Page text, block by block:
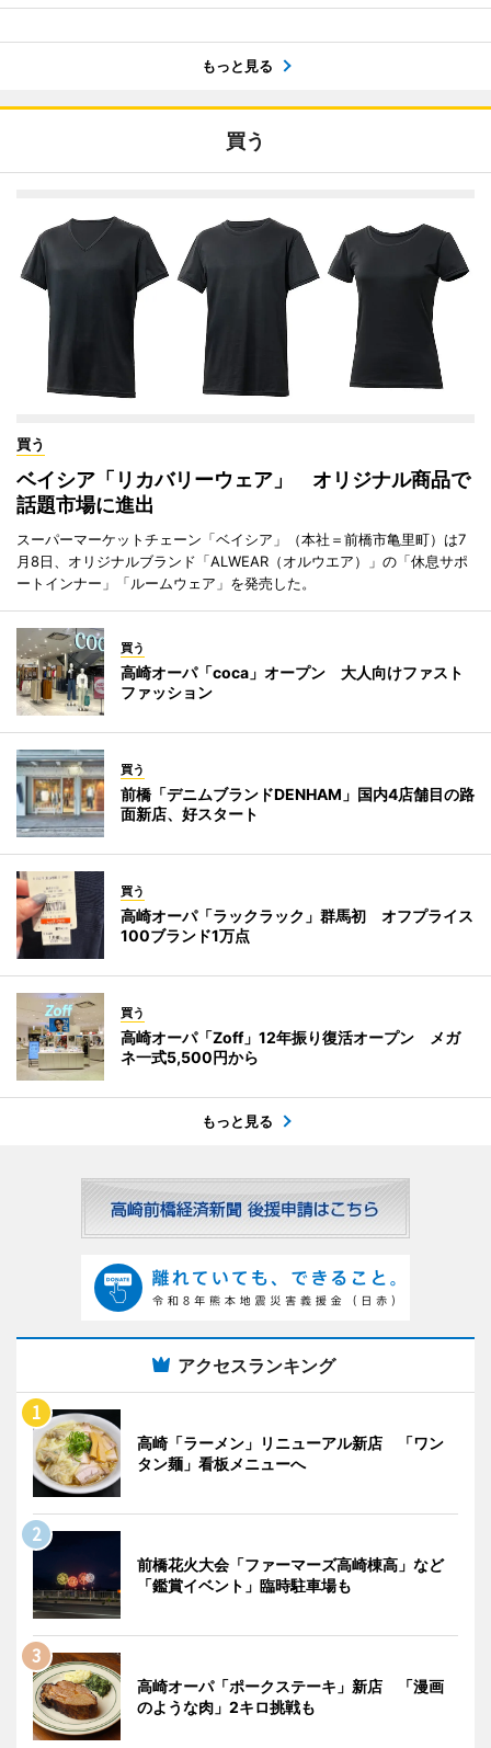
もっと見る
買う
買う
ベイシア「リカバリーウェア」 オリジナル商品で
話題市場に進出
スーパーマーケットチェーン「ベイシア」（本社＝前橋市亀里町）は7
月8日、オリジナルブランド「ALWEAR（オルウエア）」の「休息サポ
ートインナー」「ルームウェア」を発売した。
買う
高崎オーパ「coca」オープン 大人向けファスト
ファッション
買う
前橋「デニムブランドDENHAM」国内4店舗目の路
面新店、好スタート
買う
高崎オーパ「ラックラック」群馬初 オフプライス
100ブランド1万点
買う
高崎オーパ「Zoff」12年振り復活オープン メガ
ネ一式5,500円から
もっと見る
アクセスランキング
高崎「ラーメン」リニューアル新店 「ワン
タン麺」看板メニューへ
前橋花火大会「ファーマーズ高崎棟高」など
「鑑賞イベント」臨時駐車場も
高崎オーパ「ポークステーキ」新店 「漫画
のような肉」2キロ挑戦も